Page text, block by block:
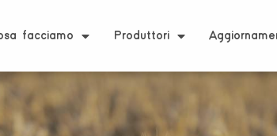
facciamo Produttori